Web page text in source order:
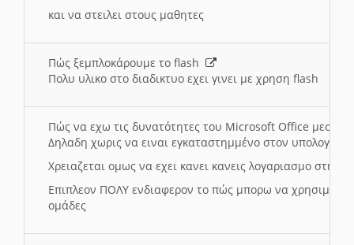
και να στειλει στους μαθητες
Πώς ξεμπλοκάρουμε το flash
Πολυ υλικο στο διαδικτυο εχει γινει με χρηση flash
Πώς να εχω τις δυνατότητες του Microsoft Office μεσω
Δηλαδη χωρις να ειναι εγκαταστημμένο στον
Χρειαζεται ομως να εχει κανει κανεις λογαριασμο στη
Επιπλεον ΠΟΛΥ ενδιαφερον το πώς μπορω να
ομάδες